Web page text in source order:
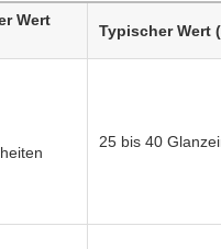
Wert
Typischer Wert
25 bis 40